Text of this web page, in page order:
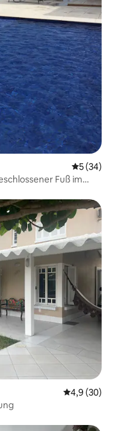
5 (34)
Fuß im
4,9 (30)